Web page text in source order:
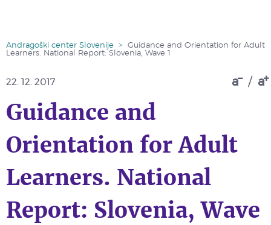
Andragoški center Slovenije >
Guidance and Orientation for Adult
Learners. National Report: Slovenia, Wave 1
a / a
22. 12. 2017
Guidance and
Orientation for Adult
Learners. National
Report: Slovenia, Wave